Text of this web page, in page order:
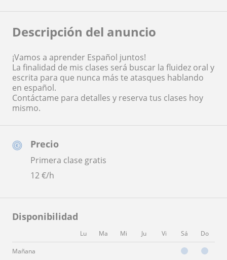
Precio
Primera clase gratis
12€/h
Disponibilidad
Lu Ma Mi Ju Vi Sá Do
Mañana
Descripción del anuncio
¡Vamos a aprender Español juntos!
La finalidad de mis clases será buscar la fluidez oral y
escrita para que nunca más te atasques hablando
en español.
Contáctame para detalles y reserva tus clases hoy
mismo.